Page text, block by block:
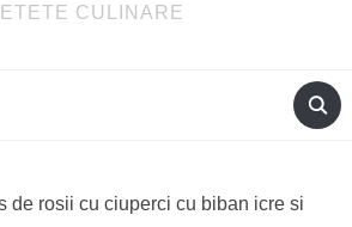
CULINARE